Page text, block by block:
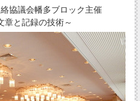
協議会幡多ブロック主催
章と記録の技術～